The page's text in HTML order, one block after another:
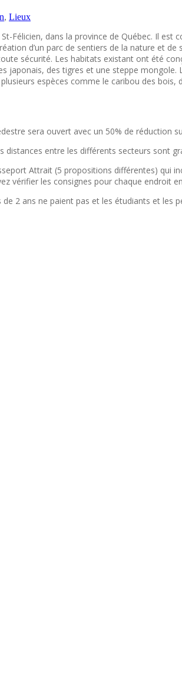
, Lieux
Félicien, dans la province de Québec. Il
d’un parc de sentiers de la nature et
sécurité. Les habitats existant ont été
des tigres et une steppe
espèces comme le caribou des
sera ouvert avec un 50% de réduction
entre les différents secteurs sont
Attrait (5 propositions différentes) qui
vérifier les consignes pour chaque endroit
2 ans ne paient pas et les étudiants et